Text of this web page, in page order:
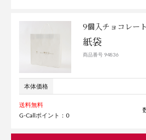
9個入チョコレート
紙袋
商品番号 94836
本体価格
送料無料
G-Callポイント：0